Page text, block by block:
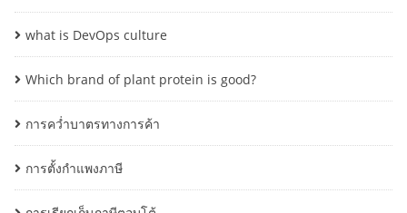
what is DevOps culture
Which brand of plant protein is good?
การคว่ำบาตรทางการค้า
การตั้งกำแพงภาษี